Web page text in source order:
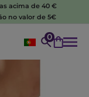
acima de 40 €
no valor de 5€
0